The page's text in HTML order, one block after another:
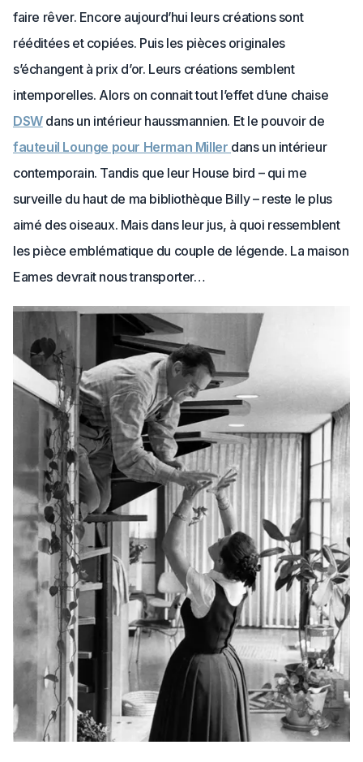
faire rêver. Encore aujourd’hui leurs créations sont
rééditées et copiées. Puis les pièces originales
s’échangent à prix d’or. Leurs créations semblent
intemporelles. Alors on connait tout l’effet d’une chaise
DSWdans un intérieur haussmannien. Et le pouvoir de
fauteuil Lounge pour Herman Miller dans un intérieur
contemporain. Tandis que leur House bird – qui me
surveille du haut de ma bibliothèque Billy – reste le plus
aimé des oiseaux. Mais dans leur jus, à quoi ressemblent
les pièce emblématique du couple de légende. La maison
Eames devrait nous transporter…